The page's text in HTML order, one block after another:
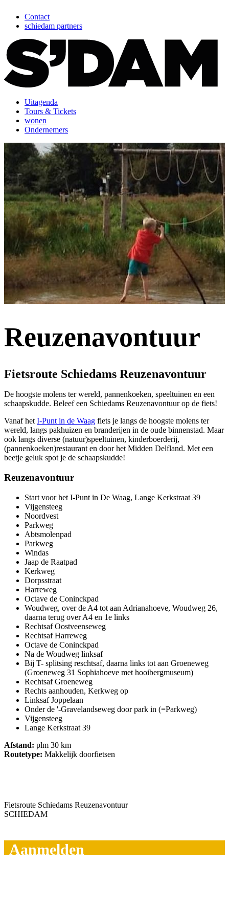
Contact
schiedam partners
Uitagenda
Tours & Tickets
wonen
Ondernemers
Reuzenavontuur
Fietsroute Schiedams Reuzenavontuur
De hoogste molens ter wereld, pannenkoeken, speeltuinen en een
schaapskudde. Beleef een Schiedams Reuzenavontuur op de fiets!
Vanaf het I-Punt in de Waag fiets je langs de hoogste molens ter
wereld, langs pakhuizen en branderijen in de oude binnenstad. Maar
ook langs diverse (natuur)speeltuinen, kinderboerderij,
(pannenkoeken)restaurant en door het Midden Delfland. Met een
beetje geluk spot je de schaapskudde!
Reuzenavontuur
Start voor het I-Punt in De Waag, Lange Kerkstraat 39
Vijgensteeg
Noordvest
Parkweg
Abtsmolenpad
Parkweg
Windas
Jaap de Raatpad
Kerkweg
Dorpsstraat
Harreweg
Octave de Coninckpad
Woudweg, over de A4 tot aan Adrianahoeve, Woudweg 26,
daarna terug over A4 en 1e links
Rechtsaf Oostveenseweg
Rechtsaf Harreweg
Octave de Coninckpad
Na de Woudweg linksaf
Bij T- splitsing reschtsaf, daarna links tot aan Groeneweg
(Groeneweg 31 Sophiahoeve met hooibergmuseum)
Rechtsaf Groeneweg
Rechts aanhouden, Kerkweg op
Linksaf Joppelaan
Onder de '-Gravelandseweg door park in (=Parkweg)
Vijgensteeg
Lange Kerkstraat 39
Afstand: plm 30 km
Routetype: Makkelijk doorfietsen
Fietsroute Schiedams Reuzenavontuur
SCHIEDAM
Aanmelden